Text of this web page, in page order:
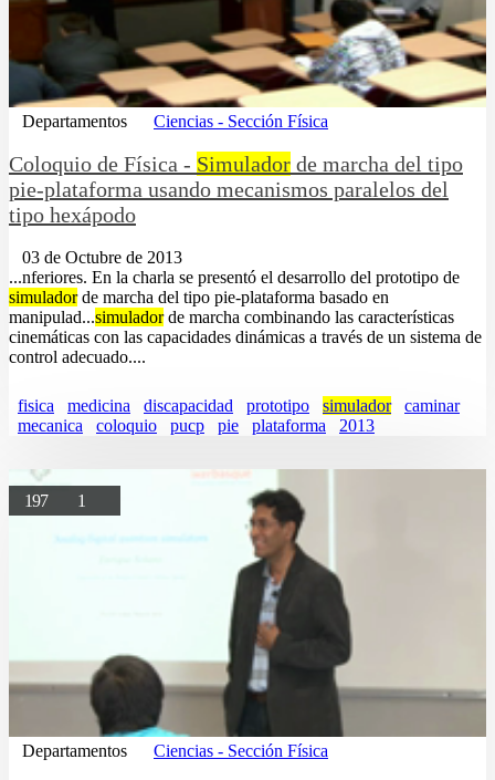
Departamentos Ciencias - Sección Física
Coloquio de Física - Simulador de marcha del tipo
pie-plataforma usando mecanismos paralelos del
tipo hexápodo
03 de Octubre de 2013
...nferiores. En la charla se presentó el desarrollo del prototipo de
simuladorde marcha del tipo pie-plataforma basado en
manipulad...simuladorde marcha combinando las características
cinemáticas con las capacidades dinámicas a través de un sistema de
control adecuado....
fisica medicina discapacidad prototipo simulador
caminar
mecanica
coloquio pucp pie plataforma 2013
197 1
Departamentos Ciencias - Sección Física